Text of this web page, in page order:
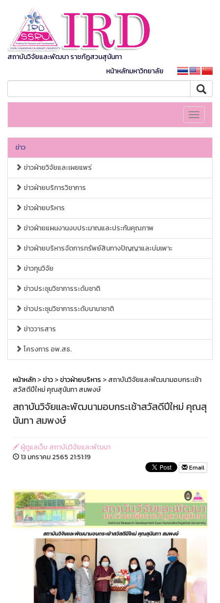
สถาบันวิจัยและพัฒนา ราชภัฏสวนสุนันทา
หน้าหลักมหาวิทยาลัย
Toggle
ข่าว
ข่าวฝ่ายวิจัยและเผยแพร่
ข่าวฝ่ายบริการวิชาการ
ข่าวฝ่ายบริหาร
ข่าวฝ่ายแผนงานงบประมาณและประกันคุณภาพ
ข่าวฝ่ายบริหารจัดการทรัพย์สินทางปัญญาและบ่มเพาะ
ข่าวทุนวิจัย
ข่าวประชุมวิชาการระดับชาติ
ข่าวประชุมวิชาการระดับนานาชาติ
ข่าววารสาร
โครงการ อพ.สธ.
หน้าหลัก>ข่าว>ข่าวฝ่ายบริหาร > สถาบันวิจัยและพัฒนามอบกระเช้า
สวัสดีปีใหม่ คุณสุนันทา สมพงษ์
สถาบันวิจัยและพัฒนามอบกระเช้าสวัสดีปีใหม่ คุณสุ
นันทา สมพงษ์
ผู้ดูแลเว็บ สถาบันวิจัยและพัฒนา
13 มกราคม 2565 21:51:19
Email